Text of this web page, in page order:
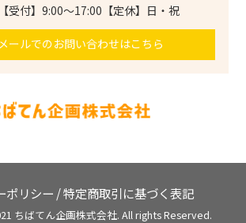
【受付】9:00～17:00【定休】日・祝
メールでのお問い合わせはこちら
ポリシー /特定商取引に基づく表記
ちばてん企画株式会社. All rights Reserved.